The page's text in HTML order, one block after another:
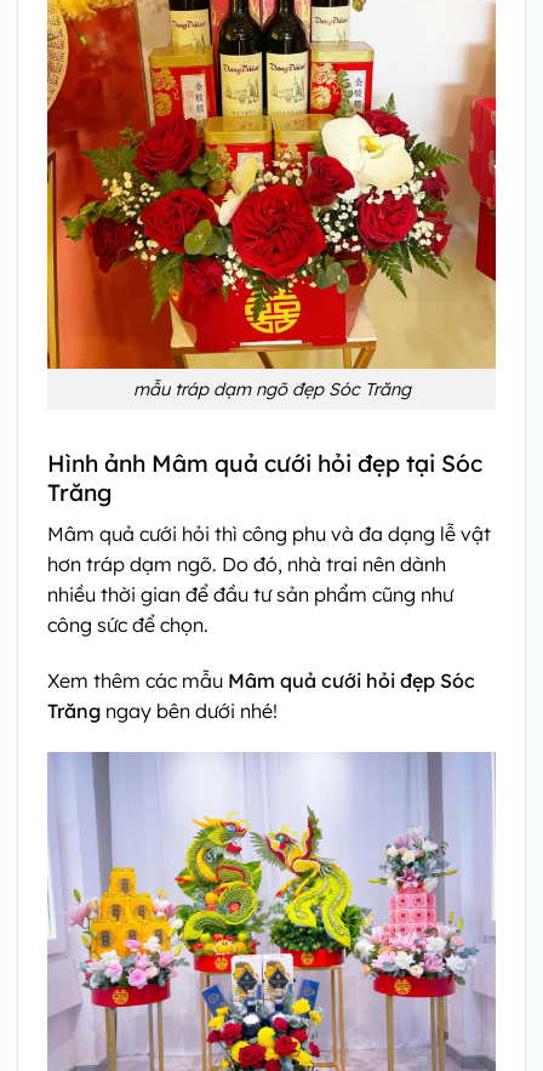
mẫu tráp dạm ngõ đẹp Sóc Trăng
Hình ảnh Mâm quả cưới hỏi đẹp tại Sóc
Trăng
Mâm quả cưới hỏi thì công phu và đa dạng lễ vật
hơn tráp dạm ngõ. Do đó, nhà trai nên dành
nhiều thời gian để đầu tư sản phẩm cũng như
công sức để chọn.
Xem thêm các mẫu Mâm quả cưới hỏi đẹp Sóc
Trăng ngay bên dưới nhé!